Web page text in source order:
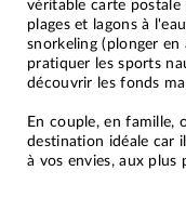
véritable carte postale
plages et lagons à
snorkeling (plonger en
pratiquer les sports
découvrir les fonds
En couple, en famille,
destination idéale car
à vos envies, aux plus